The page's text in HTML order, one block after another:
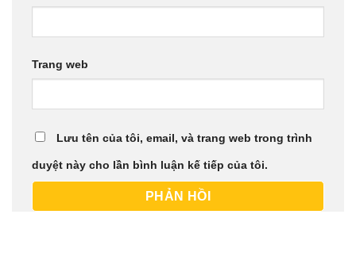
Trang web
Lưu tên của tôi, email, và trang web trong trình
duyệt này cho lần bình luận kế tiếp của tôi.